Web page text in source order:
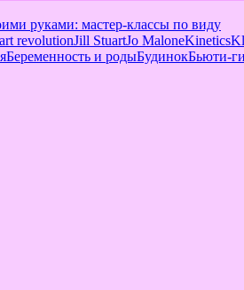
руками: мастер-классы по виду
revolutionJill StuartJo MaloneKinetics
Беременность и родыБудинокБьюти-